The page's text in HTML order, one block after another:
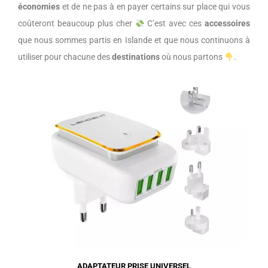
économies et de ne pas à en payer certains sur place qui vous
coûteront beaucoup plus cher
C’est avec ces accessoires
que nous sommes partis en Islande et que nous continuons à
utiliser pour chacune desdestinationsoù nous partons .
ADAPTATEUR PRISE UNIVERSEL